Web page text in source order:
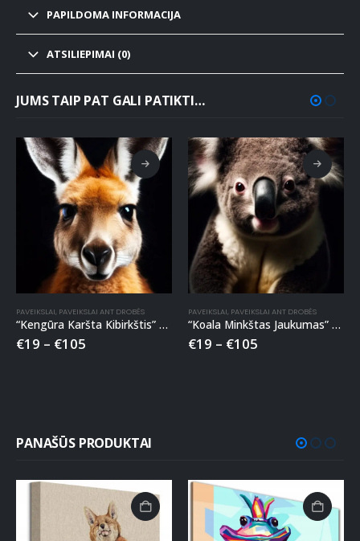
PAPILDOMA INFORMACIJA
ATSILIEPIMAI (0)
JUMS TAIP PAT GALI PATIKTI…
PAVEIKSLAI, PAVEIKSLAI ANT DROBĖS
“Kengūra Karšta Kibirkštis” paveikslas ant drobės
€19 – €105
PAVEIKSLAI, PAVEIKSLAI ANT DROBĖS
“Koala Minkštas Jaukumas” paveikslas ant drobės
€19 – €105
PANAŠŪS PRODUKTAI